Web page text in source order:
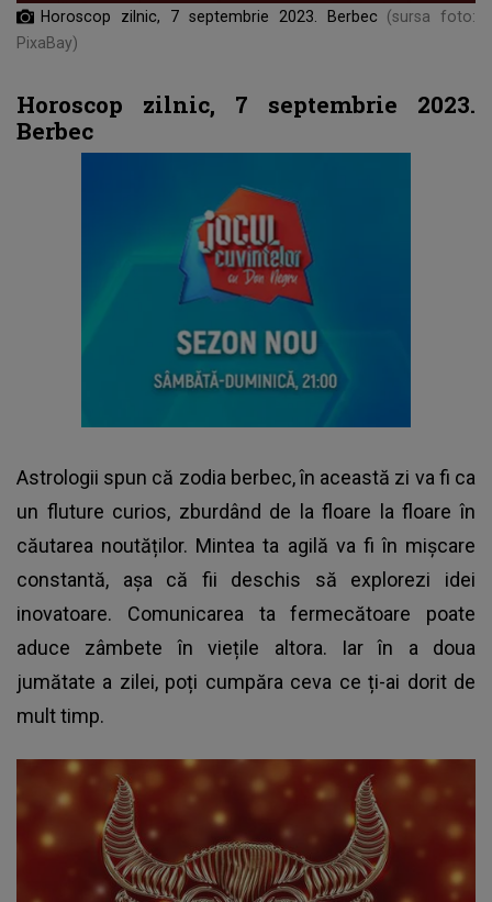
Horoscop zilnic, 7 septembrie 2023. Berbec
(sursa foto:
PixaBay)
Horoscop zilnic, 7 septembrie 2023.
Berbec
Astrologii spun că zodia berbec, în această zi va fi ca
un fluture curios, zburdând de la floare la floare în
căutarea noutăților. Mintea ta agilă va fi în mișcare
constantă, așa că fii deschis să explorezi idei
inovatoare. Comunicarea ta fermecătoare poate
aduce zâmbete în viețile altora. Iar în a doua
jumătate a zilei, poți cumpăra ceva ce ți-ai dorit de
mult timp.